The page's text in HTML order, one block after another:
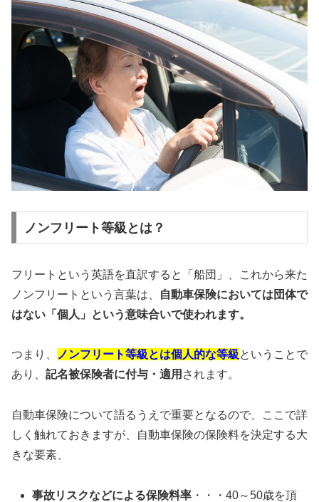
ノンフリート等級とは？
フリートという英語を直訳すると「船団」、これから来た
ノンフリートという言葉は、
自動車保険においては団体で
はない「個人」という意味合いで使われます。
つまり、 ノンフリート等級とは個人的な等級ということで
あり、 記名被保険者に付与・適用 されます。
自動車保険について語るうえで重要となるので、ここで詳
しく触れておきますが、自動車保険の保険料を決定する大
きな要素、
事故リスクなどによる保険料率 ・・・40～50歳を頂